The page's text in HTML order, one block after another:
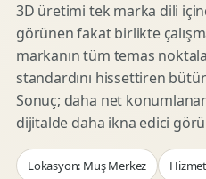
3D üretimi tek marka dili
görünen fakat birlikte
markanın tüm temas
standardını hissettiren
Sonuç; daha net
dijitalde daha ikna edici
Lokasyon: Muş Merkez